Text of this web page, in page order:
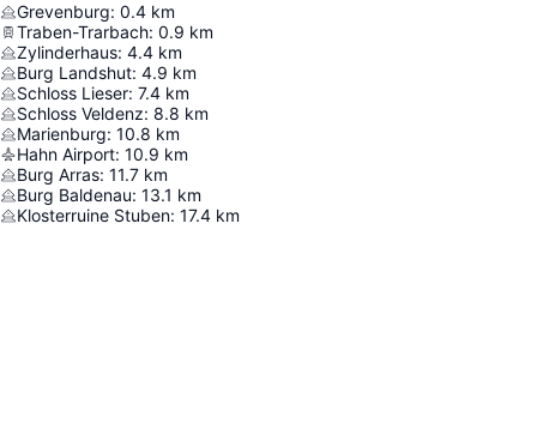
Grevenburg: 0.4 km
Traben-Trarbach: 0.9 km
Zylinderhaus: 4.4 km
Burg Landshut: 4.9 km
Schloss Lieser: 7.4 km
Schloss Veldenz: 8.8 km
Marienburg: 10.8 km
Hahn Airport: 10.9 km
Burg Arras: 11.7 km
Burg Baldenau: 13.1 km
Klosterruine Stuben: 17.4 km